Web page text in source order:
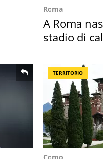
Roma
A Roma
stadio di
TERRITORIO
Como